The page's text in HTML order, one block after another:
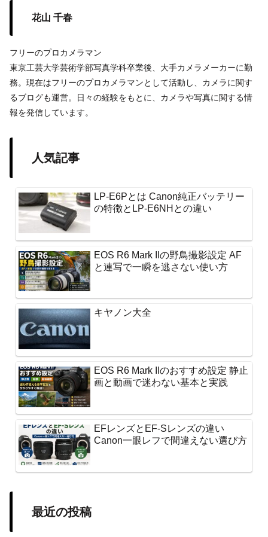
花山 千春
フリーのプロカメラマン
東京工芸大学芸術学部写真学科卒業後、大手カメラメーカーに勤
務。現在はフリーのプロカメラマンとして活動し、カメラに関す
るブログも運営。日々の経験をもとに、カメラや写真に関する情
報を発信しています。
人気記事
LP-E6Pとは Canon純正バッテリー
の特徴とLP-E6NHとの違い
EOS R6 Mark IIの野鳥撮影設定 AF
と連写で一瞬を逃さない使い方
キヤノン大全
EOS R6 Mark IIのおすすめ設定 静止
画と動画で迷わない基本と実践
EFレンズとEF-Sレンズの違い
Canon一眼レフで間違えない選び方
最近の投稿